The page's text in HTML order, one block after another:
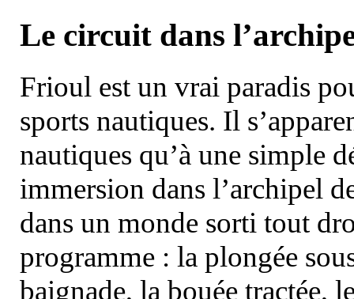
Le circuit dans
Frioul est un vrai paradis
sports nautiques. Il
nautiques qu’à une simple
immersion dans l’archipel
dans un monde sorti tout
programme : la plongée
baignade, la bouée tractée,